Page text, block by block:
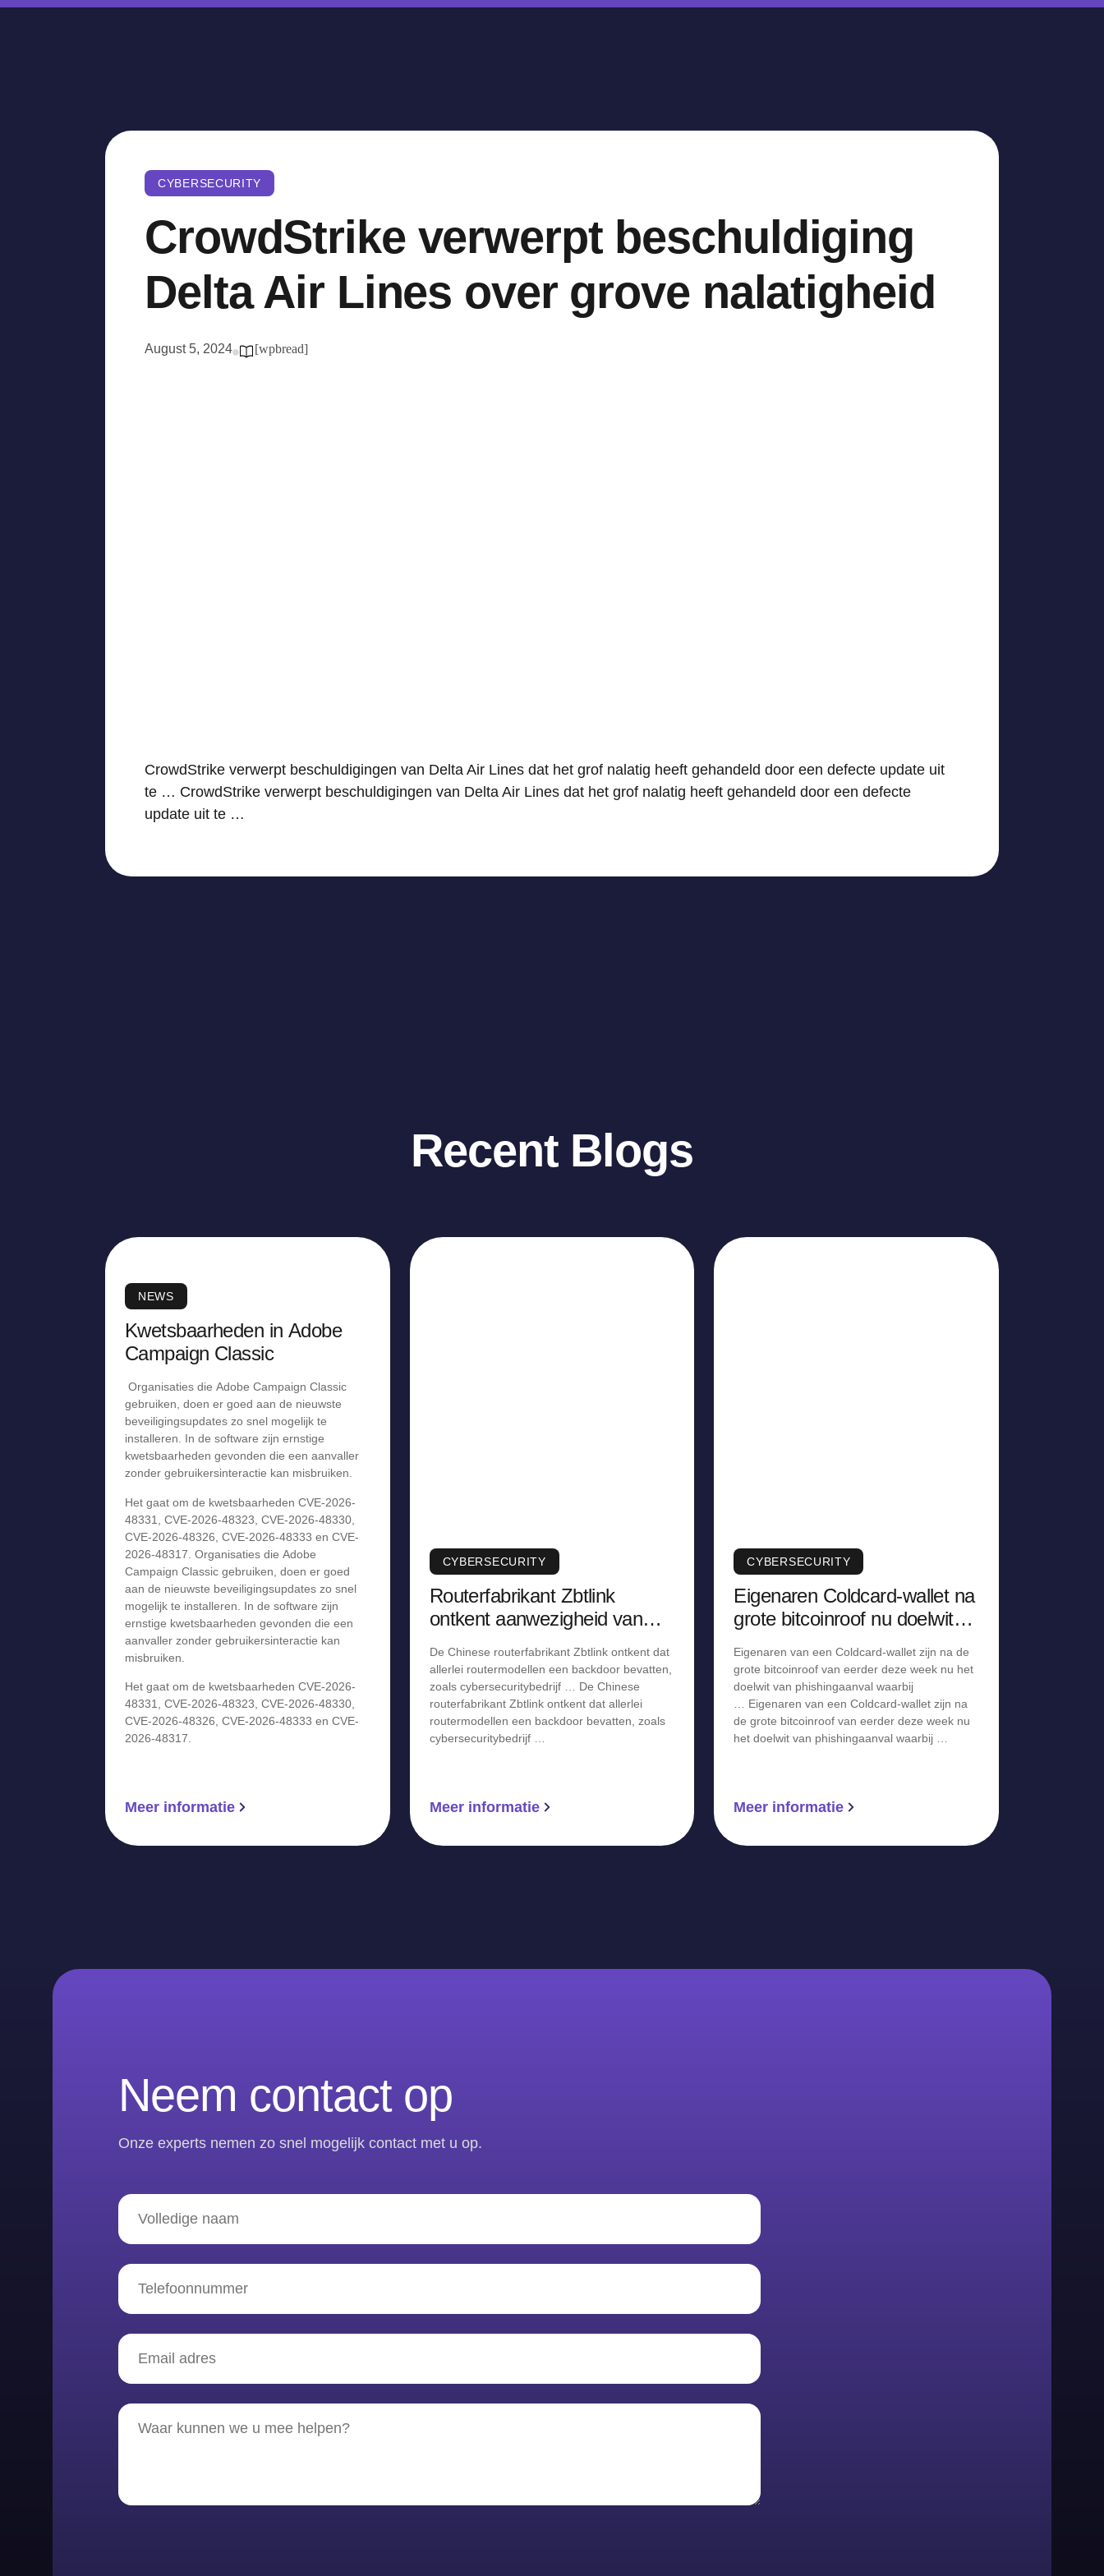
CYBERSECURITY
CrowdStrike verwerpt beschuldiging
Delta Air Lines over grove nalatigheid
August 5, 2024 [wpbread]
CrowdStrike verwerpt beschuldigingen van Delta Air Lines dat het grof nalatig heeft gehandeld door een defecte update uit
te … CrowdStrike verwerpt beschuldigingen van Delta Air Lines dat het grof nalatig heeft gehandeld door een defecte
update uit te …
Recent Blogs
NEWS
Kwetsbaarheden in Adobe
Campaign Classic
Organisaties die Adobe Campaign Classic
gebruiken, doen er goed aan de nieuwste
beveiligingsupdates zo snel mogelijk te
installeren. In de software zijn ernstige
kwetsbaarheden gevonden die een aanvaller
zonder gebruikersinteractie kan misbruiken.
Het gaat om de kwetsbaarheden CVE-2026-
48331, CVE-2026-48323, CVE-2026-48330,
CVE-2026-48326, CVE-2026-48333 en CVE-
2026-48317. Organisaties die Adobe
Campaign Classic gebruiken, doen er goed
aan de nieuwste beveiligingsupdates zo snel
mogelijk te installeren. In de software zijn
ernstige kwetsbaarheden gevonden die een
aanvaller zonder gebruikersinteractie kan
misbruiken.
Het gaat om de kwetsbaarheden CVE-2026-
48331, CVE-2026-48323, CVE-2026-48330,
CVE-2026-48326, CVE-2026-48333 en CVE-
2026-48317.
Meer informatie
CYBERSECURITY
Routerfabrikant Zbtlink
ontkent aanwezigheid van
De Chinese routerfabrikant Zbtlink ontkent dat
allerlei routermodellen een backdoor bevatten,
zoals cybersecuritybedrijf … De Chinese
routerfabrikant Zbtlink ontkent dat allerlei
routermodellen een backdoor bevatten, zoals
cybersecuritybedrijf …
Meer informatie
CYBERSECURITY
Eigenaren Coldcard-wallet na
grote bitcoinroof nu doelwit
Eigenaren van een Coldcard-wallet zijn na de
grote bitcoinroof van eerder deze week nu het
doelwit van phishingaanval waarbij
… Eigenaren van een Coldcard-wallet zijn na
de grote bitcoinroof van eerder deze week nu
het doelwit van phishingaanval waarbij …
Meer informatie
Neem contact op
Onze experts nemen zo snel mogelijk contact met u op.